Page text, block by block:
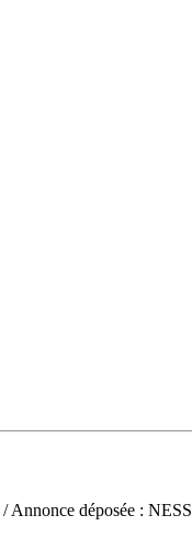
/ Annonce déposée : NESS